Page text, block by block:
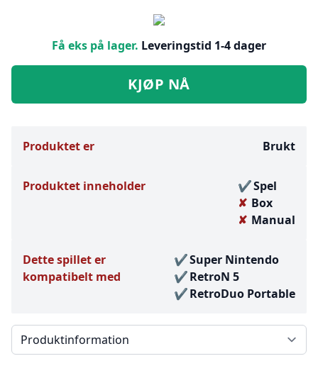
Få eks på lager. Leveringstid 1-4 dager
KJØP NÅ
Produktet er Brukt
Produktet inneholder
Spel
Box
Manual
Dette spillet er
kompatibelt med
Super Nintendo
RetroN 5
RetroDuo Portable
Välj en flik